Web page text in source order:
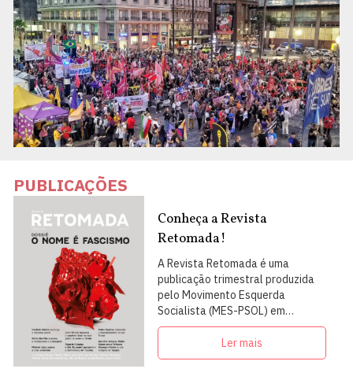
PUBLICAÇÕES
Conheça a Revista
Retomada!
A Revista Retomada é uma
publicação trimestral produzida
pelo Movimento Esquerda
Socialista (MES-PSOL) em
articulação com intelectuais,
militantes e artistas
Ler mais